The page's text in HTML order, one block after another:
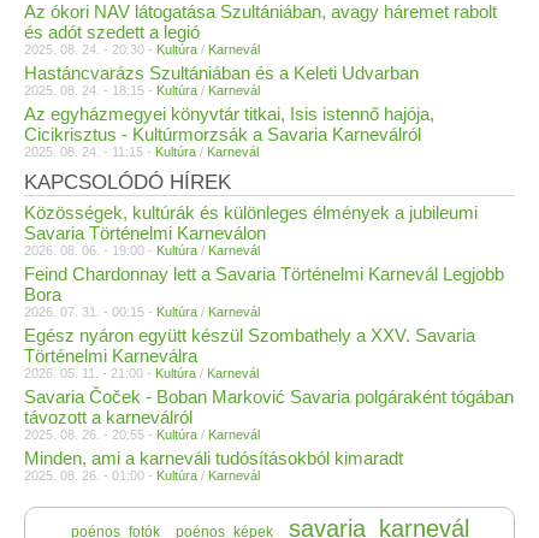
Az ókori NAV látogatása Szultániában, avagy háremet rabolt
és adót szedett a legió
2025. 08. 24. - 20:30 - Kultúra / Karnevál
Hastáncvarázs Szultániában és a Keleti Udvarban
2025. 08. 24. - 18:15 - Kultúra / Karnevál
Az egyházmegyei könyvtár titkai, Isis istennő hajója,
Cicikrisztus - Kultúrmorzsák a Savaria Karneválról
2025. 08. 24. - 11:15 - Kultúra / Karnevál
KAPCSOLÓDÓ HÍREK
Közösségek, kultúrák és különleges élmények a jubileumi
Savaria Történelmi Karneválon
2026. 08. 06. - 19:00 - Kultúra / Karnevál
Feind Chardonnay lett a Savaria Történelmi Karnevál Legjobb
Bora
2026. 07. 31. - 00:15 - Kultúra / Karnevál
Egész nyáron együtt készül Szombathely a XXV. Savaria
Történelmi Karneválra
2026. 05. 11. - 21:00 - Kultúra / Karnevál
Savaria Čoček - Boban Marković Savaria polgáraként tógában
távozott a karneválról
2025. 08. 26. - 20:55 - Kultúra / Karnevál
Minden, ami a karneváli tudósításokból kimaradt
2025. 08. 26. - 01:00 - Kultúra / Karnevál
poénos_fotók poénos_képek savaria_karnevál